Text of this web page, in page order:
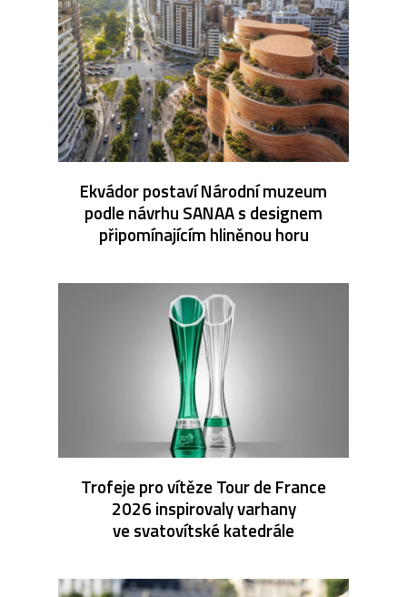
Ekvádor postaví Národní muzeum
podle návrhu SANAA s designem
připomínajícím hliněnou horu
Trofeje pro vítěze Tour de France
2026 inspirovaly varhany
ve svatovítské katedrále